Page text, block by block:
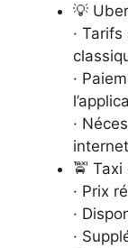
💡
·
·
·
internet
🚖
· Prix
·
·